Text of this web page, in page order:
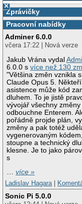
×
Zprávičky
Pracovní nabídky
Adminer 6.0.0
včera 17:22 | Nová verze
Jakub Vrána vydal
6.0.0 svíce než 130
"Většina změn vznikla
Claude Opus 5.
asistence může kód
dluhem. To je jistě
vývojář všechny
odbouchne Enterem.
pořádně projde plán,
změny a pak totéž
vygenerovaným
stoupne a technický
klesne. Je to jako
s
…více »
Ladislav Hagara
Sonic Pi 5.0.0